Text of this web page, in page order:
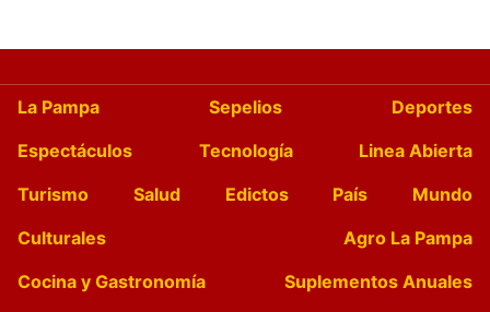
La Pampa Sepelios
Deportes
Espectáculos
Tecnología
Linea Abierta
Turismo
Salud Edictos País
Mundo
Culturales
Agro La Pampa
Cocina y Gastronomía
Suplementos Anuales